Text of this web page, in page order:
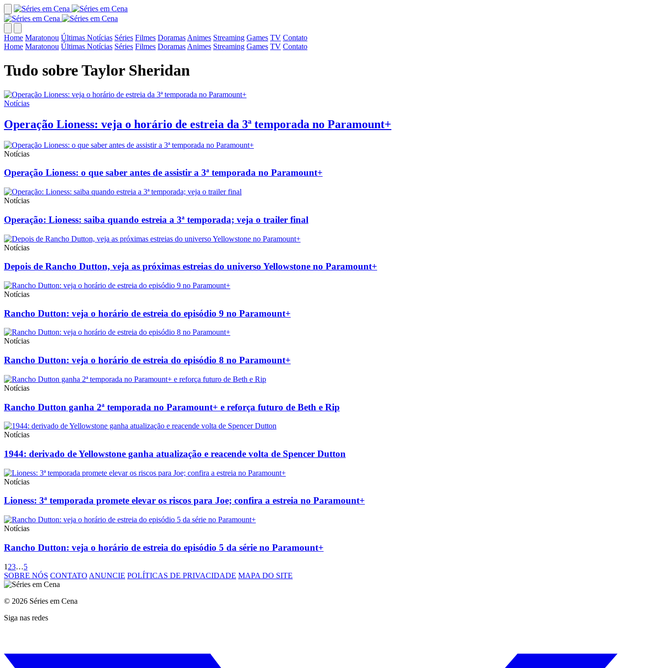
Home Maratonou Últimas Notícias Séries Filmes Doramas Animes Streaming Games TV Contato
Home Maratonou Últimas Notícias Séries Filmes Doramas Animes Streaming Games TV Contato
Tudo sobre Taylor Sheridan
Notícias
Operação Lioness: veja o horário de estreia da 3ª temporada no Paramount+
Notícias
Operação Lioness: o que saber antes de assistir a 3ª temporada no Paramount+
Notícias
Operação: Lioness: saiba quando estreia a 3ª temporada; veja o trailer final
Notícias
Depois de Rancho Dutton, veja as próximas estreias do universo Yellowstone no Paramount+
Notícias
Rancho Dutton: veja o horário de estreia do episódio 9 no Paramount+
Notícias
Rancho Dutton: veja o horário de estreia do episódio 8 no Paramount+
Notícias
Rancho Dutton ganha 2ª temporada no Paramount+ e reforça futuro de Beth e Rip
Notícias
1944: derivado de Yellowstone ganha atualização e reacende volta de Spencer Dutton
Notícias
Lioness: 3ª temporada promete elevar os riscos para Joe; confira a estreia no Paramount+
Notícias
Rancho Dutton: veja o horário de estreia do episódio 5 da série no Paramount+
1 23…5
SOBRE NÓS CONTATO ANUNCIE POLÍTICAS DE PRIVACIDADE MAPA DO SITE
© 2026 Séries em Cena
Siga nas redes